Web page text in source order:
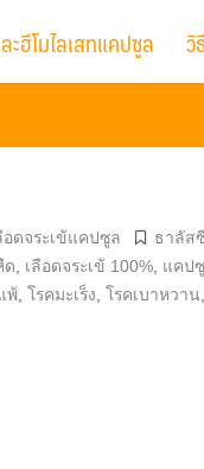
ะฮีโมไลเสทแคปซูล วิ
อดจระเข้แคปซูล
ธาลัส
ด เลือดจระเข้ 100%, แคปซู
พ้, โรคมะเร็ง โรคเบาหวาน